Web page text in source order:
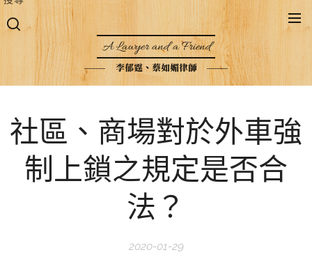
A Lawyer and a Friend
李郁霆、蔡如媚律師
社區、商場對於外車強
制上鎖之規定是否合
法？
2020-01-29